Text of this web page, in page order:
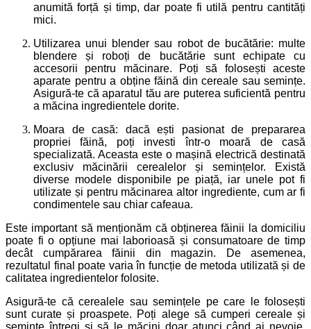
anumită forță și timp, dar poate fi utilă pentru cantități
mici.
Utilizarea unui blender sau robot de bucătărie: multe
blendere și roboți de bucătărie sunt echipate cu
accesorii pentru măcinare. Poți să folosești aceste
aparate pentru a obține făină din cereale sau semințe.
Asigură-te că aparatul tău are puterea suficientă pentru
a măcina ingredientele dorite.
Moara de casă: dacă ești pasionat de prepararea
propriei făină, poți investi într-o moară de casă
specializată. Aceasta este o mașină electrică destinată
exclusiv măcinării cerealelor și semințelor. Există
diverse modele disponibile pe piață, iar unele pot fi
utilizate și pentru măcinarea altor ingrediente, cum ar fi
condimentele sau chiar cafeaua.
Este important să menționăm că obținerea făinii la domiciliu
poate fi o opțiune mai laborioasă și consumatoare de timp
decât cumpărarea făinii din magazin. De asemenea,
rezultatul final poate varia în funcție de metoda utilizată și de
calitatea ingredientelor folosite.
Asigură-te că cerealele sau semințele pe care le folosești
sunt curate și proaspete. Poți alege să cumperi cereale și
semințe întregi și să le măcini doar atunci când ai nevoie,